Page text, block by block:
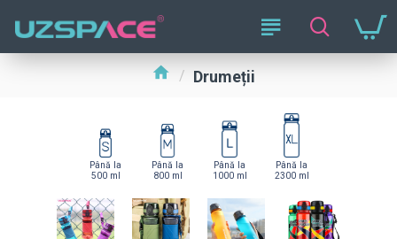
Drumeții
Până la
500 ml
Până la
800 ml
Până la
1000 ml
Până la
2300 ml